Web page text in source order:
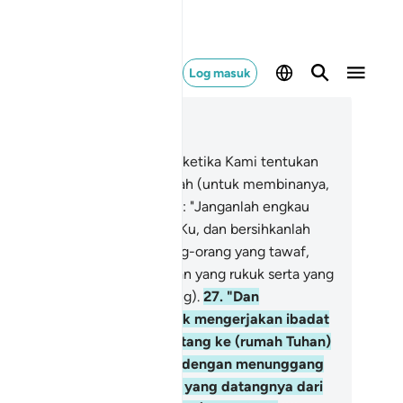
Log masuk
Dan (ingatkanlah peristiwa) ketika Kami tentukan
Nabi Ibrahim tempat Kaabah (untuk membinanya,
Kami berfirman kepadanya): "Janganlah engkau
sesuatu pun denganKu, dan bersihkanlah
(Kaabah ini) bagi orang-orang yang tawaf,
orang-orang yang berdiri dan yang rukuk serta yang
(mengerjakan sembahyang). 27. "Dan
umat manusia untuk mengerjakan ibadat
nescaya mereka akan datang ke (rumah Tuhan)
dengan berjalan kaki, dan dengan menunggang
jenis unta yang kurus yang datangnya dari